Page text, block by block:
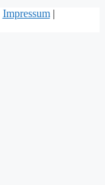
Impressum|